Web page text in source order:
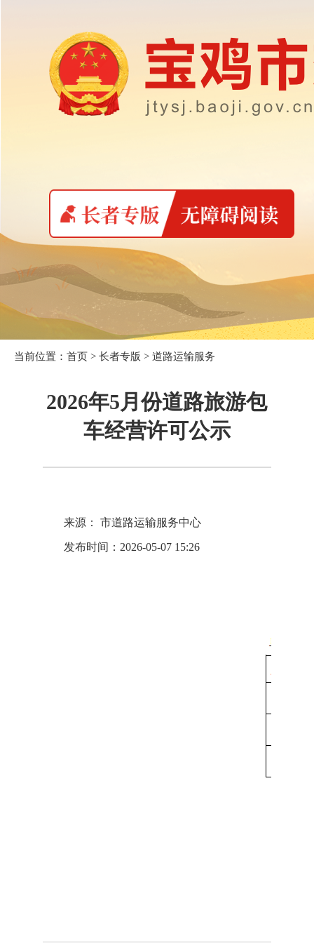
当前位置： 首页 > 长者专版 > 道路运输服务
2026年5月份道路旅游包
车经营许可公示
来源： 市道路运输服务中心
发布时间：2026-05-07 15:26